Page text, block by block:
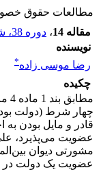
مطالعات حقوق
مقاله 14
، دوره 38، شماره 3
نویسنده
رضا موسی زاده*
چکیده
چهار شرط (دولت
قادر و مایل بودن
عضویت می‌پذیرد،
مشورتی دیوان
عضویت یک دولت در